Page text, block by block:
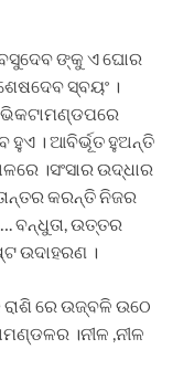
ଙ୍କୁ ଏ ଘୋର
ସ୍ବୟଂ ।
ହୁଏ । ଆବିର୍ଭୂତ ହୁଅନ୍ତି
।ସଂସାର ଉଦ୍ଧାର
କରନ୍ତି ନିଜର
ବନ୍ଧୁତା, ଉତ୍ତର
ଉଦାହରଣ ।
ରେ ଉଜ୍ବଳି ଉଠେ
।ନୀଳ ,ନୀଳ